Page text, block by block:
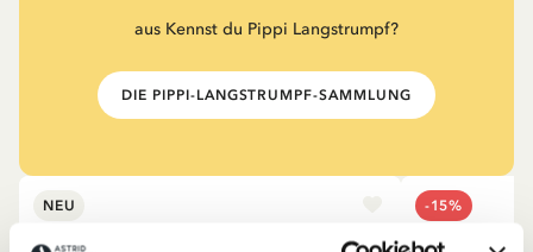
aus Kennst du Pippi Langstrumpf?
DIE PIPPI-LANGSTRUMPF-SAMMLUNG
NEU -15%